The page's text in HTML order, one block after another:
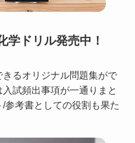
学ドリル発売中！
るオリジナル問題集がで
試頻出事項が一通りまと
参考書としての役割も果た